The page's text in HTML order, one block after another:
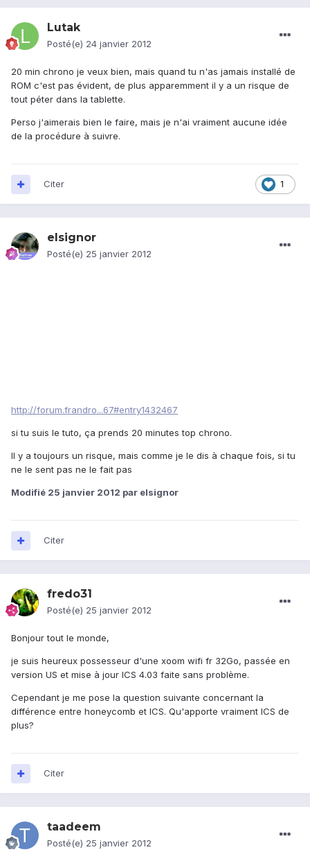
Lutak
Posté(e) 24 janvier 2012
20 min chrono je veux bien, mais quand tu n'as jamais installé de
ROM c'est pas évident, de plus apparemment il y a un risque de
tout péter dans la tablette.
Perso j'aimerais bien le faire, mais je n'ai vraiment aucune idée
de la procédure à suivre.
1
Citer
elsignor
Posté(e) 25 janvier 2012
http://forum.frandro...67#entry1432467
si tu suis le tuto, ça prends 20 minutes top chrono.
Il y a toujours un risque, mais comme je le dis à chaque fois, si tu
ne le sent pas ne le fait pas
Modifié 25 janvier 2012 par elsignor
Citer
fredo31
Posté(e) 25 janvier 2012
Bonjour tout le monde,
je suis heureux possesseur d'une xoom wifi fr 32Go, passée en
version US et mise à jour ICS 4.03 faite sans problème.
Cependant je me pose la question suivante concernant la
différence entre honeycomb et ICS. Qu'apporte vraiment ICS de
plus?
Citer
taadeem
Posté(e) 25 janvier 2012